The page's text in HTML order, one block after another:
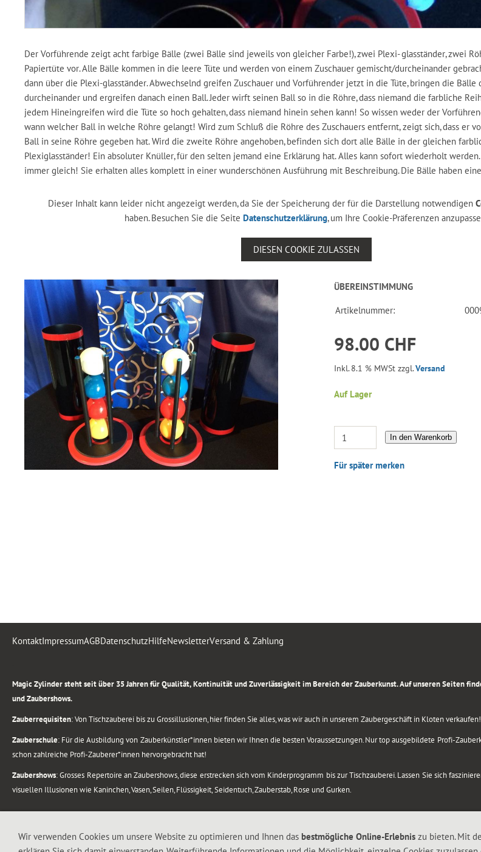
Der Vorführende zeigt acht farbige Bälle (zwei Bälle sind jeweils von gleicher Farbe!), zwei Plexi- glasständer, zwei
Papiertüte vor. Alle Bälle kommen in die leere Tüte und werden von einem Zuschauer gemischt/durcheinander
dann über die Plexi-glasständer. Abwechselnd greifen Zuschauer und Vorführender jetzt in die Tüte, bringen die Bälle
durcheinander und ergreifen danach einen Ball. Jeder wirft seinen Ball so in die Röhre, dass niemand die farbliche
jedem Hineingreifen wird die Tüte so hoch gehalten, dass niemand hinein sehen kann! So wissen weder der
wann welcher Ball in welche Röhre gelangt! Wird zum Schluß die Röhre des Zuschauers entfernt, zeigt sich, dass er
Ball in seine Röhre gegeben hat. Wird die zweite Röhre angehoben, befinden sich dort alle Bälle in der gleichen
Plexiglasständer! Ein absoluter Knüller, für den selten jemand eine Erklärung hat. Alles kann sofort wiederholt
immer gleich! Sie erhalten alles komplett in einer wunderschönen Ausführung mit Beschreibung. Die Bälle haben
Dieser Inhalt kann leider nicht angezeigt werden, da Sie der Speicherung der für die Darstellung notwendigen
haben. Besuchen Sie die Seite Datenschutzerklärung, um Ihre Cookie-Präferenzen
DIESEN COOKIE ZULASSEN
ÜBEREINSTIMMUNG
Artikelnummer:
98.00 CHF
Inkl. 8.1 % MWSt zzgl.Versand
Auf Lager
In den Warenkorb
Für später merken
KontaktImpressumAGBDatenschutzHilfeNewsletterVersand & Zahlung
Magic Zylinder steht seit über 35 Jahren für Qualität, Kontinuität und Zuverlässigkeit im Bereich der Zauberkunst. Auf unseren Seiten
und Zaubershows.
Zauberrequisiten: Von Tischzauberei bis zu Grossillusionen, hier finden Sie alles, was wir auch in unserem Zaubergeschäft in Kloten verkaufen!
Zauberschule: Für die Ausbildung von Zauberkünstler*innen bieten wir Ihnen die besten Voraussetzungen. Nur top ausgebildete Profi-
schon zahlreiche Profi-Zauberer*innen hervorgebracht hat!
Zaubershows: Grosses Repertoire an Zaubershows, diese erstrecken sich vom Kinderprogramm bis zur Tischzauberei. Lassen Sie sich
visuellen Illusionen wie Kaninchen, Vasen, Seilen, Flüssigkeit, Seidentuch, Zauberstab, Rose und Gurken.
.
Alle Rechte vorbehalten. © 1988-2026 Magic Zylinder
Wir verwenden Cookies um unsere Website zu optimieren und Ihnen das bestmögliche Online-Erlebnis zu bieten. Mit